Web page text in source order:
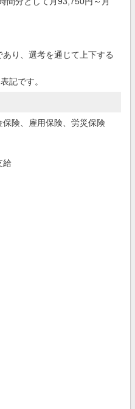
り、選考を通じて上下する
記です。
険、雇用保険、労災保険
給